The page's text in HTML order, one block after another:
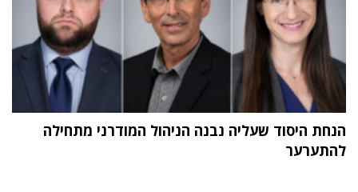
הנחת היסוד שעליה נבנה הניהול המודרני מתחילה
להתערער